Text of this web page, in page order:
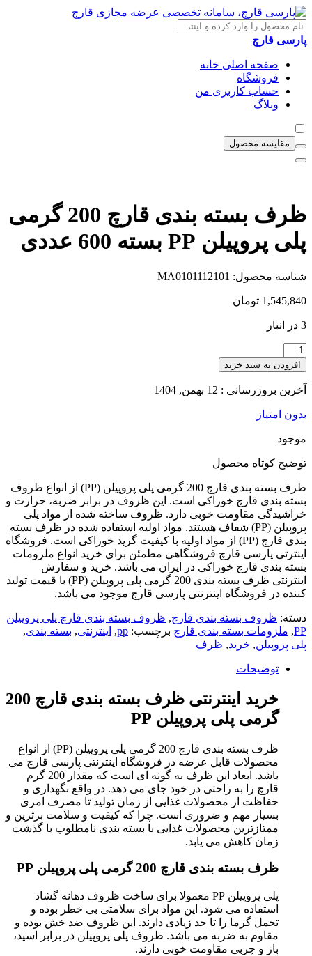
پارسی قارچ
صفحه اصلی خانه
فروشگاه
حساب کاربری من
وبلاگ
مقایسه محصول
ظرف بسته بندی قارچ 200 گرمی
پلی پروپیلن PP بسته 600 عددی
شناسه محصول: MA0101112101
1,545,840 تومان
3 در انبار
افزودن به سبد خرید
آخرین بروزرسانی : 12 بهمن, 1404
بدون امتیاز
موجود
توضیح کوتاه محصول
ظرف بسته بندی قارچ 200 گرمی پلی پروپیلن (PP) از انواع ظروف
بسته بندی قارچ خوراکی است. این ظروف در برابر ضربه، حرارت و
خراشیدگی مقاومت خوبی دارد. ظروف ساخته شده از مواد پلی
پروپیلن (PP) شفاف هستند. مواد اولیه استفاده شده در ظرف بسته
بندی قارچ (PP) از مواد اولیه با کیفیت گرید خوراکی است. فروشگاه
اینترتی پارسی قارچ فروشگاهی مطمئن برای خرید انواع ملزومات
بسته بندی قارچ خوراکی در ایران می باشد. خرید و سفارش
اینترنتی ظرف بسته بندی 200 گرمی پلی پروپیلن (PP) با قیمت تولید
کننده در فروشگاه اینترنتی پارسی قارچ موجود می باشد.
دسته: ظروف بسته بندی قارچ, ظروف بسته بندی قارچ پلی پروپیلن
PP
, ملزومات بسته بندی قارچ برچسب: pp
, اینترنتی, بسته بندی,
پلی پروپیلن, خرید, ظرف
توضیحات
خرید اینترنتی ظرف بسته بندی قارچ 200
گرمی پلی پروپیلن PP
ظرف بسته بندی قارچ 200 گرمی پلی پروپیلن (PP) از انواع
محصولات قابل عرضه در فروشگاه اینترنتی پارسی قارچ می
باشد. ابعاد این ظرف به گونه ای است که مقدار 200 گرم
قارچ را به راحتی در خود جای می دهد. در واقع نگهداری و
حفاظت از محصولات غذایی از زمان تولید تا مصرف امری
بسیار مهم و ضروری است. چرا که کیفیت و سلامت برترین و
ممتازترین محصولات غذایی با بسته بندی نامطلوب با گذشت
زمان کاهش می یابد.
ظرف بسته بندی قارچ 200 گرمی پلی پروپیلن PP
پلی پروپیلن PP معمولا برای ساخت ظروف دهانه گشاد
استفاده می شود. این مواد برای سلامتی بی خطر بوده و
تحمل گرما را تا حد زیادی دارند. این ظروف ضد خش بوده و
مقاوم به ضربه می باشد. ظروف پلی پروپیلن در برابر اسید،
باز و چربی مقاومت خوبی دارند.